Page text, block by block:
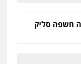
חשפה סליק